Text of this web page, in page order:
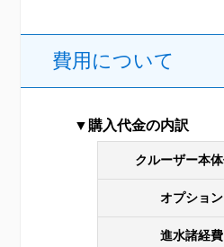
費用について
購入代金の内訳
クルーザー本
オプション
進水諸経費